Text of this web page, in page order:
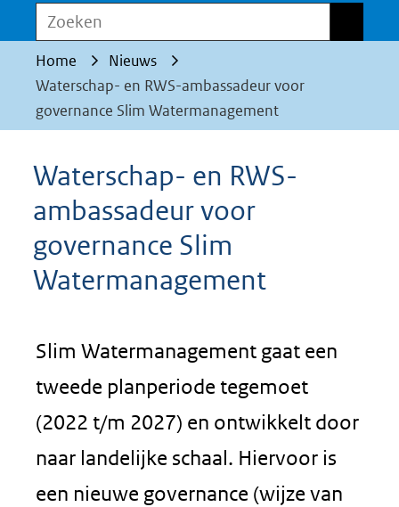
toegestaan
of
geweigerd.
Zoeken
Home
Nieuws
Waterschap- en RWS-ambassadeur voor
governance Slim Watermanagement
Waterschap- en RWS-
ambassadeur voor
governance Slim
Watermanagement
Slim Watermanagement gaat een
tweede planperiode tegemoet
(2022 t/m 2027) en ontwikkelt door
naar landelijke schaal. Hiervoor is
een nieuwe governance (wijze van